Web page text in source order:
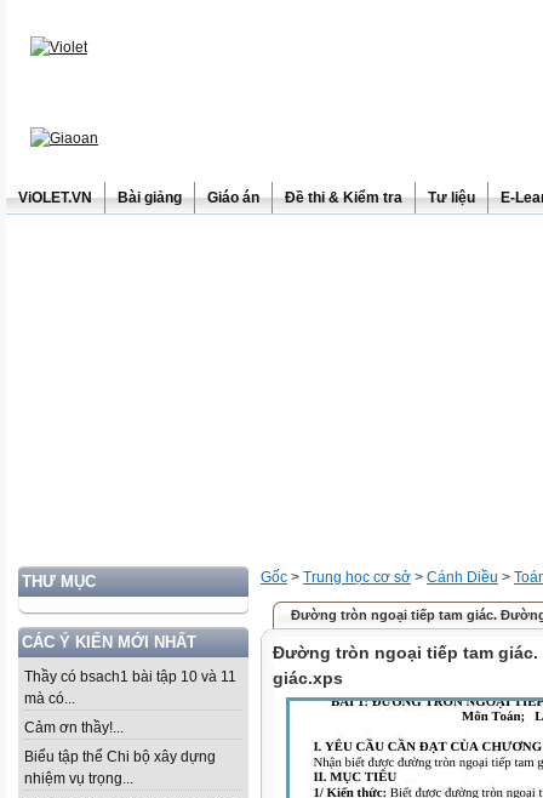
ViOLET.VN Bài giảng Giáo án Đề thi & Kiểm tra Tư liệu E-
THƯ MỤC
CÁC Ý KIẾN MỚI NHẤT
Thầy có bsach1 bài tập 10 và 11
mà có...
Cảm ơn thầy!...
Biểu tập thể Chi bộ xây dựng
nhiệm vụ trọng...
Gốc > Trung học cơ sở > Cánh Diều >
Đường tròn ngoại tiếp tam giác.
Đường tròn ngoại tiếp tam
giác.xps